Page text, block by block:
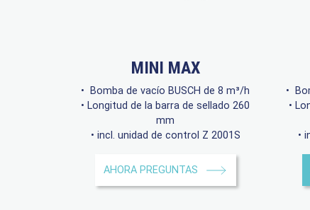
MINI MAX
• Bomba de vacío BUSCH de 8 m³/h
• Longitud de la barra de sellado 260
mm
• incl. unidad de control Z 2001S
AHORA PREGUNTAS
•
•
•